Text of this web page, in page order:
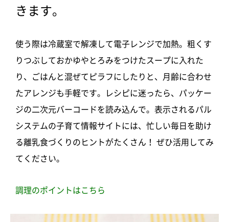
きます。
使う際は冷蔵室で解凍して電子レンジで加熱。粗くす
りつぶしておかゆやとろみをつけたスープに入れた
り、ごはんと混ぜてピラフにしたりと、月齢に合わせ
たアレンジも手軽です。レシピに迷ったら、パッケー
ジの二次元バーコードを読み込んで。表示されるパル
システムの子育て情報サイトには、忙しい毎日を助け
る離乳食づくりのヒントがたくさん！ ぜひ活用してみ
てください。
調理のポイントはこちら